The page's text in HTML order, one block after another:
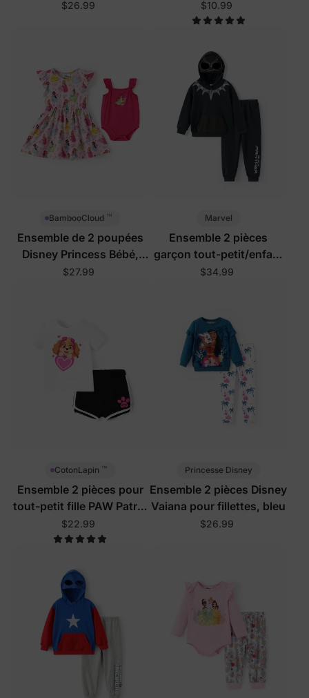
$26.99 $10.99
BambooCloud ™
Ensemble de 2 poupées
Disney Princess Bébé,
rose vif
$27.99
Marvel
Ensemble 2 pièces
garçon tout-petit/enfant
gris
$34.99
CotonLapin ™
Ensemble 2 pièces pour
tout-petit fille PAW Patrol
blanc
$22.99
Princesse Disney
Ensemble 2 pièces Disney
Vaiana pour fillettes, bleu
$26.99